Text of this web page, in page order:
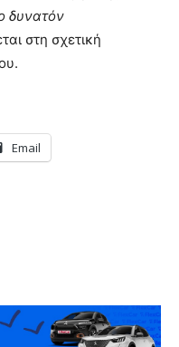
δυνατόν
στη σχετική
Email